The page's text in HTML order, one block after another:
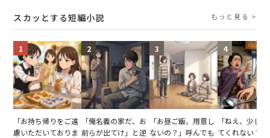
が一変
スカッとする短編小説 もっと見る >
1
「お持ち帰りをご遠
慮いただいておりま
2
「俺名義の家だ、お
前らが出てけ」と逆
3
「お昼ご飯、用意し
ないの？」呼んでも
4
「ねえ、少し
てくれない？